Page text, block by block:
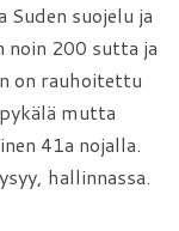
suojelu ja
noin 200 sutta ja
on rauhoitettu
mutta
41a nojalla.
hallinnassa.